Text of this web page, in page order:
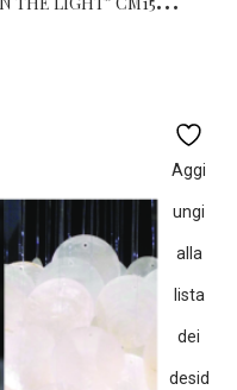
Aggi
ungi
alla
lista
dei
desid